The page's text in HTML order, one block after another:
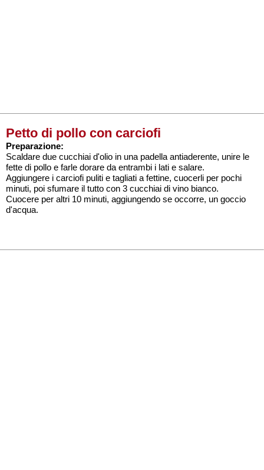
Petto di pollo con carciofi
Preparazione:
Scaldare due cucchiai d'olio in una padella antiaderente, unire le
fette di pollo e farle dorare da entrambi i lati e salare.
Aggiungere i carciofi puliti e tagliati a fettine, cuocerli per pochi
minuti, poi sfumare il tutto con 3 cucchiai di vino bianco.
Cuocere per altri 10 minuti, aggiungendo se occorre, un goccio
d'acqua.